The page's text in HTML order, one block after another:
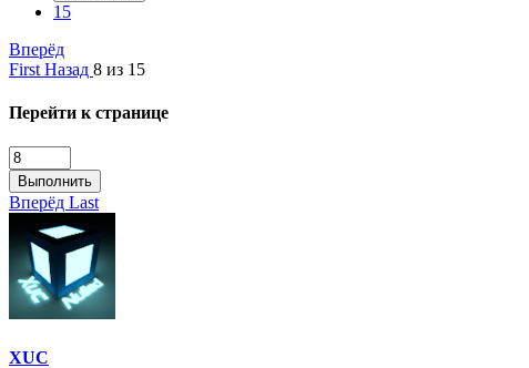
15
Вперёд
First Назад 8 из 15
Перейти к странице
Выполнить
Вперёд Last
XUC